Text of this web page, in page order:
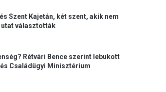
és Szent Kajetán, két szent, akik nem
utat választották
Rétvári Bence szerint lebukott
Családügyi Minisztérium